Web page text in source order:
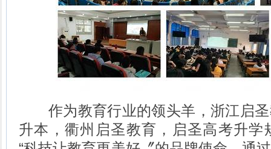
作为教育行业的领头羊，浙江启圣
升本，衢州启圣教育，启圣高考升学